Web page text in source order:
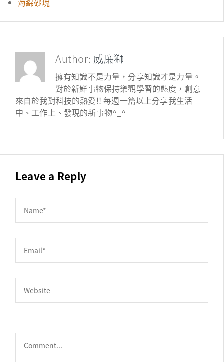
海綿砂塊
Author: 威廉獅
擁有知識不是力量，分享知識才是力量。
對於新鮮事物保持樂觀學習的態度，創意
來自於我對科技的熱愛!! 每週一篇以上分享我生活
中、工作上、發現的新事物^_^
Leave a Reply